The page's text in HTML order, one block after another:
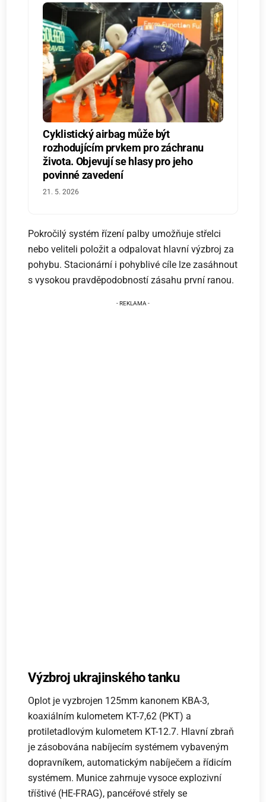
Cyklistický airbag může být
rozhodujícím prvkem pro záchranu
života. Objevují se hlasy pro jeho
povinné zavedení
21. 5. 2026
Pokročilý systém řízení palby umožňuje střelci
nebo veliteli položit a odpalovat hlavní výzbroj za
pohybu. Stacionární i pohyblivé cíle lze zasáhnout
s vysokou pravděpodobností zásahu první ranou.
Výzbroj ukrajinského tanku
Oplot je vyzbrojen 125mm kanonem KBA-3,
koaxiálním kulometem KT-7,62 (PKT) a
protiletadlovým kulometem KT-12.7. Hlavní zbraň
je zásobována nabíjecím systémem vybaveným
dopravníkem, automatickým nabíječem a řídicím
systémem. Munice zahrnuje vysoce explozivní
tříštivé (HE-FRAG), pancéřové střely se